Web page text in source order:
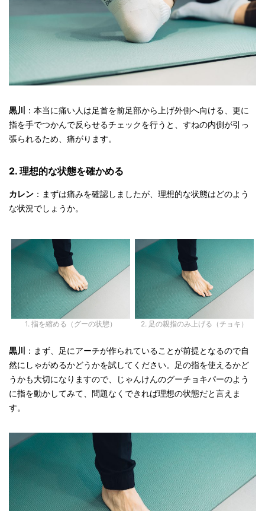
黒川
：本当に痛い人は足首を前足部から上げ外側へ向ける、更に
指を手でつかんで反らせるチェックを行うと、すねの内側が引っ
張られるため、痛がります。
2. 理想的な状態を確かめる
カレン ：まずは痛みを確認しましたが、理想的な状態はどのよう
な状況でしょうか。
1. 指を縮める（グーの状態） 2. 足の親指のみ上げる（チョキ）
黒川
：まず、足にアーチが作られていることが前提となるので自
然にしゃがめるかどうかを試してください。足の指を使えるかど
うかも大切になりますので、じゃんけんのグーチョキパーのよう
に指を動かしてみて、問題なくできれば理想の状態だと言えま
す。